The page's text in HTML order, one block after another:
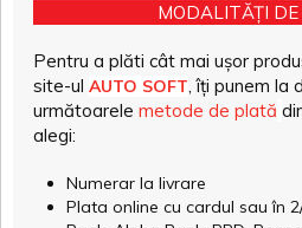
MODALITĂȚI
Pentru a plăti cât mai ușor
site-ul AUTO SOFT, îți punem la
următoarele metode de plată
alegi:
Numerar la livrare
Plata online cu cardul sau în